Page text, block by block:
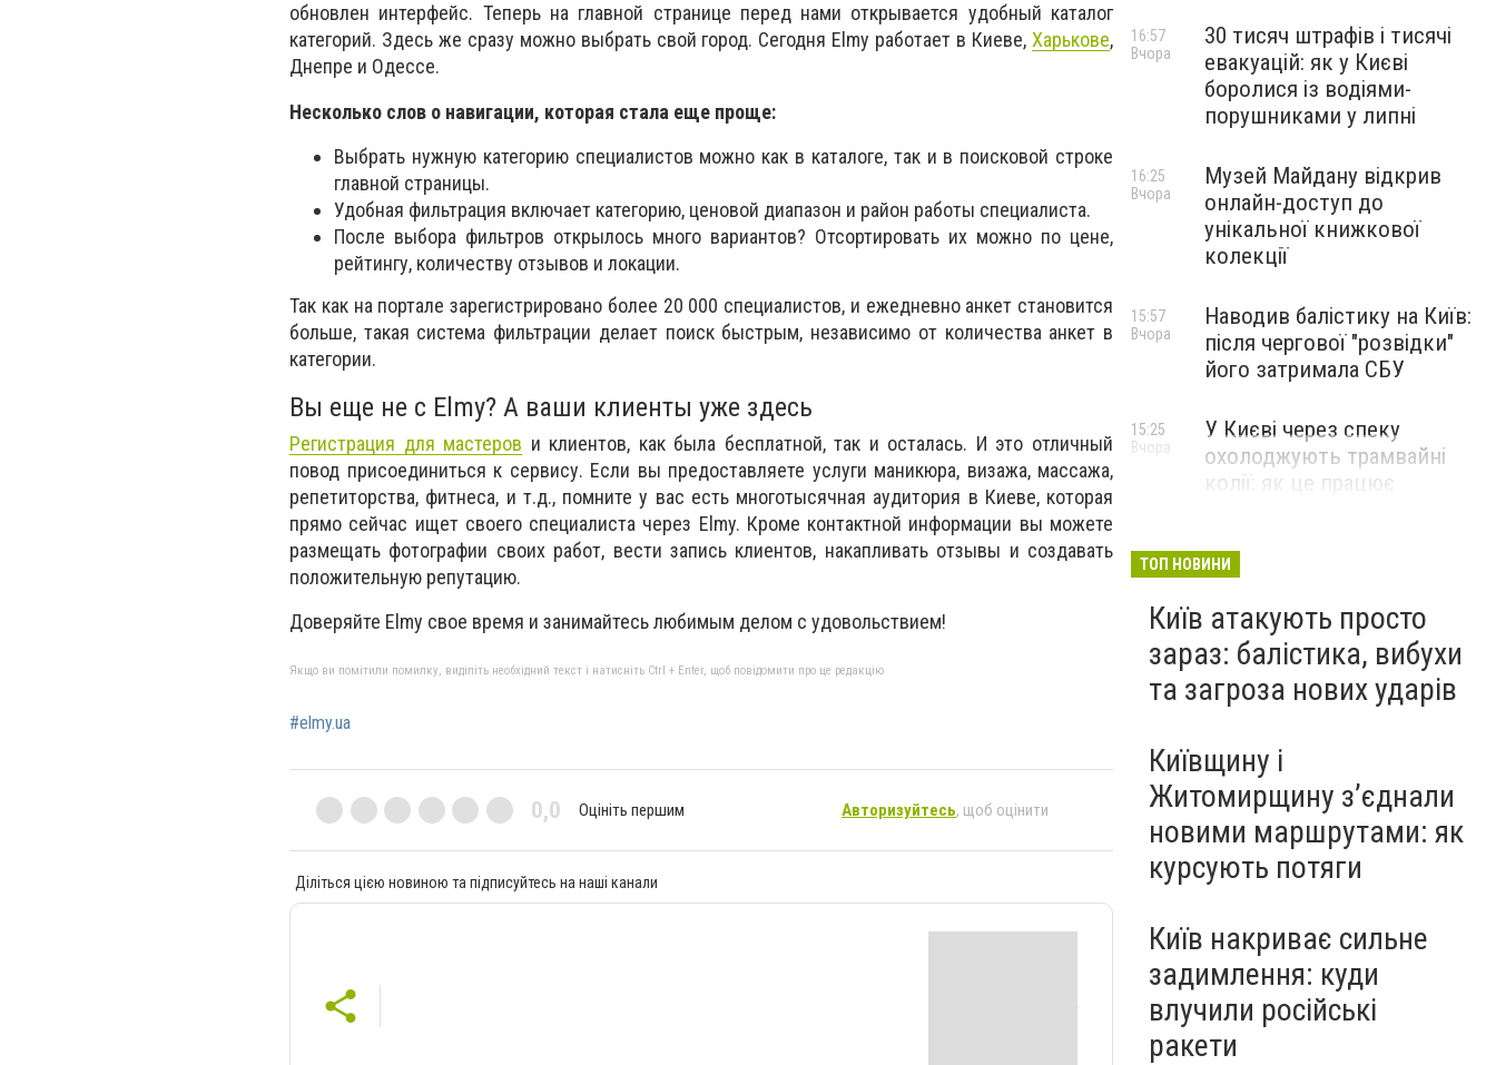
обновлен интерфейс. Теперь на главной странице перед нами открывается удобный каталог
категорий. Здесь же сразу можно выбрать свой город. Сегодня Elmy работает в Киеве, Харькове,
Днепре и Одессе.
Несколько слов о навигации, которая стала еще проще:
Выбрать нужную категорию специалистов можно как в каталоге, так и в поисковой строке
главной страницы.
Удобная фильтрация включает категорию, ценовой диапазон и район работы специалиста.
После выбора фильтров открылось много вариантов? Отсортировать их можно по цене,
рейтингу, количеству отзывов и локации.
Так как на портале зарегистрировано более 20 000 специалистов, и ежедневно анкет становится
больше, такая система фильтрации делает поиск быстрым, независимо от количества анкет в
категории.
Вы еще не с Elmy? А ваши клиенты уже здесь
Регистрация для мастеров и клиентов, как была бесплатной, так и осталась. И это отличный
повод присоединиться к сервису. Если вы предоставляете услуги маникюра, визажа, массажа,
репетиторства, фитнеса, и т.д., помните у вас есть многотысячная аудитория в Киеве, которая
прямо сейчас ищет своего специалиста через Elmy. Кроме контактной информации вы можете
размещать фотографии своих работ, вести запись клиентов, накапливать отзывы и создавать
положительную репутацию.
Доверяйте Elmy свое время и занимайтесь любимым делом с удовольствием!
Якщо ви помітили помилку, виділіть необхідний текст і натисніть Ctrl + Enter, щоб повідомити про це редакцію
#elmy.ua
0,0 Оцініть першим Авторизуйтесь, щоб оцінити
Діліться цією новиною та підписуйтесь на наші канали
30 тисяч штрафів і тисячі
евакуацій: як у Києві
боролися із водіями-
порушниками у липні
16:57
Вчора
Музей Майдану відкрив
онлайн-доступ до
унікальної книжкової
колекції
16:25
Вчора
Наводив балістику на Київ:
після чергової "розвідки"
його затримала СБУ
15:57
Вчора
У Києві через спеку
охолоджують трамвайні
колії: як це працює
15:25
Вчора
ТОП НОВИНИ
Київ атакують просто
зараз: балістика, вибухи
та загроза нових ударів
Київщину і
Житомирщину з’єднали
новими маршрутами: як
курсують потяги
Київ накриває сильне
задимлення: куди
влучили російські
ракети